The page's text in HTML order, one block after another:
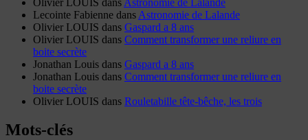
Lecointe Fabienne dans Astronomie de Lalande
Olivier LOUIS dans Gaspard a 8 ans
Olivier LOUIS dans Comment transformer une reliure en
boite secrète
Jonathan Louis dans Gaspard a 8 ans
Jonathan Louis dans Comment transformer une reliure en
boite secrète
Olivier LOUIS dans Rouletabille tête-bêche, les trois
Mots-clés